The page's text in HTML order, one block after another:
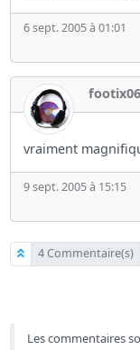
6 sept. 2005 à 01:01
footix06
vraiment
9 sept. 2005 à 15:15
4 Commentaire(s)
Les commentaires